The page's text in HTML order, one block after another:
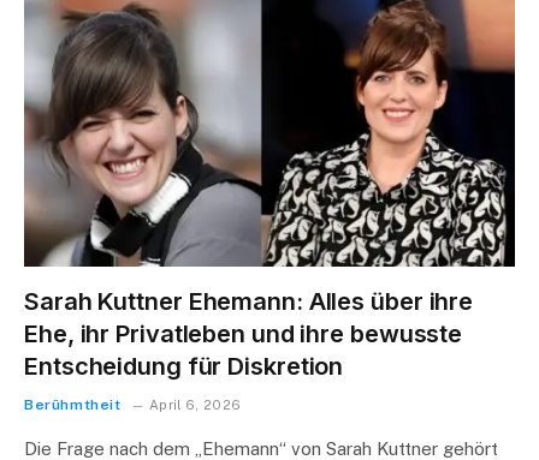
Sarah Kuttner Ehemann: Alles über ihre
Ehe, ihr Privatleben und ihre bewusste
Entscheidung für Diskretion
Berühmtheit April 6, 2026
Die Frage nach dem „Ehemann“ von Sarah Kuttner gehört